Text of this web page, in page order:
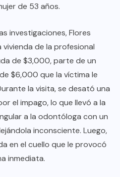
de 53 años.
investigaciones, Flores
vivienda de la profesional
de $3,000, parte de un
$6,000 que la víctima le
la visita, se desató una
el impago, lo que llevó a la
a la odontóloga con un
inconsciente. Luego,
en el cuello que le provocó
inmediata.